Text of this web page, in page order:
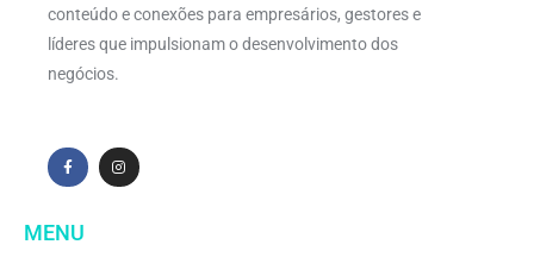
conteúdo e conexões para empresários, gestores e
líderes que impulsionam o desenvolvimento dos
negócios.
MENU